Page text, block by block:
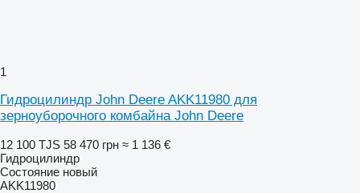
1
Гидроцилиндр John Deere AKK11980 для
зерноуборочного комбайна John Deere
12 100 TJS 58 470 грн ≈ 1 136 €
Гидроцилиндр
Состояние новый
AKK11980